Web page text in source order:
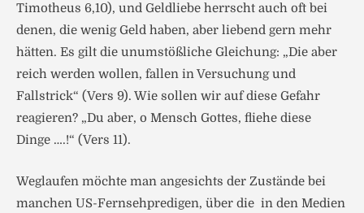
Timotheus 6,10), und Geldliebe herrscht auch oft bei
denen, die wenig Geld haben, aber liebend gern mehr
hätten. Es gilt die unumstößliche Gleichung: „Die aber
reich werden wollen, fallen in Versuchung und
Fallstrick“ (Vers 9). Wie sollen wir auf diese Gefahr
reagieren? „Du aber, o Mensch Gottes, fliehe diese
Dinge ….!“ (Vers 11).
Weglaufen möchte man angesichts der Zustände bei
manchen US-Fernsehpredigen, über die in den Medien